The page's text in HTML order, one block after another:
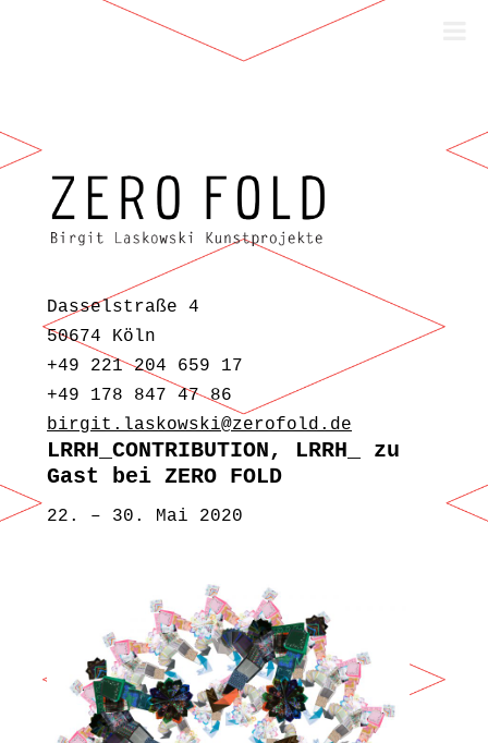
Zum Inhalt springen
Dasselstraße 4
50674 Köln
+49 221 204 659 17
+49 178 847 47 86
birgit.laskowski@zerofold.de
LRRH_CONTRIBUTION, LRRH_ zu
Gast bei ZERO FOLD
22. – 30. Mai 2020